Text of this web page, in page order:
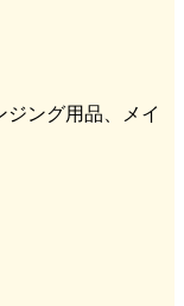
ジング用品、メイ